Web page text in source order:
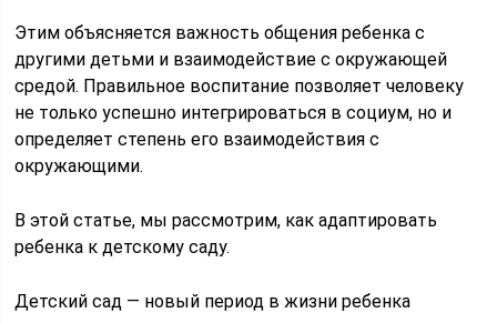
Этим объясняется важность общения ребенка с
другими детьми и взаимодействие с окружающей
средой. Правильное воспитание позволяет человеку
не только успешно интегрироваться в социум, но и
определяет степень его взаимодействия с
окружающими.
В этой статье, мы рассмотрим, как адаптировать
ребенка к детскому саду.
Детский сад — новый период в жизни ребенка